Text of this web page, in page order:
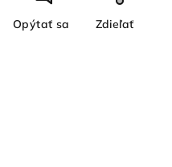
Opýtať sa Zdieľať